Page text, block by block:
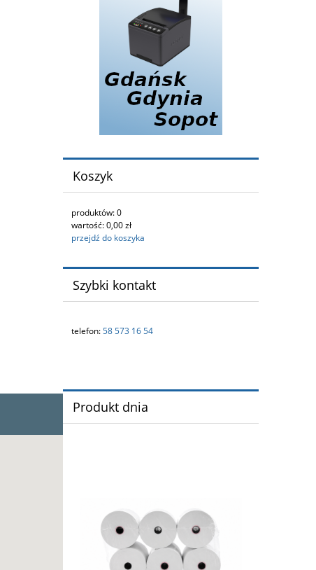
Koszyk
produktów:0
wartość:0,00 zł
przejdź do koszyka
Szybki kontakt
telefon:58 573 16 54
Produkt dnia